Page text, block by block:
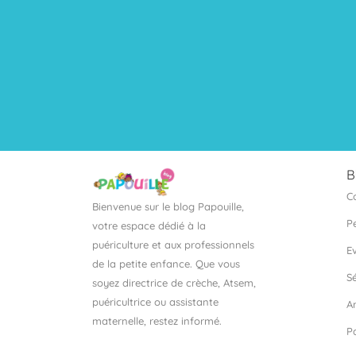
Bienvenue sur le blog Papouille,
votre espace dédié à la
puériculture et aux professionnels
de la petite enfance. Que vous
soyez directrice de crèche, Atsem,
puéricultrice ou assistante
maternelle, restez informé.